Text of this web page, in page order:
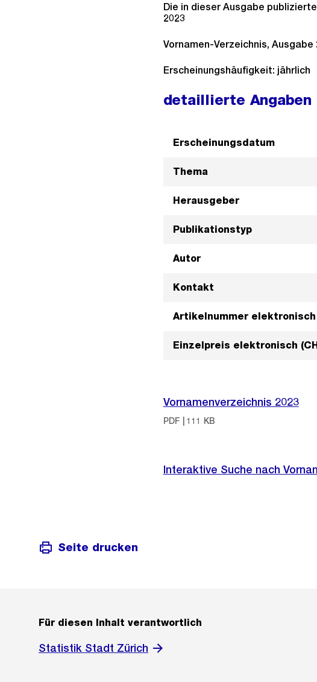
Die in dieser Ausgabe
2023
Vornamen-Verzeichnis, Ausgabe
Erscheinungshäufigkeit: jährlich
detaillierte Angaben
Erscheinungsdatum
Thema
Herausgeber
Publikationstyp
Autor
Kontakt
Artikelnummer elektronisch
Einzelpreis elektronisch
Vornamenverzeichnis 2023
PDF | 111 KB
Interaktive Suche nach
Seite drucken
Für diesen Inhalt verantwortlich
Statistik Stadt Zürich